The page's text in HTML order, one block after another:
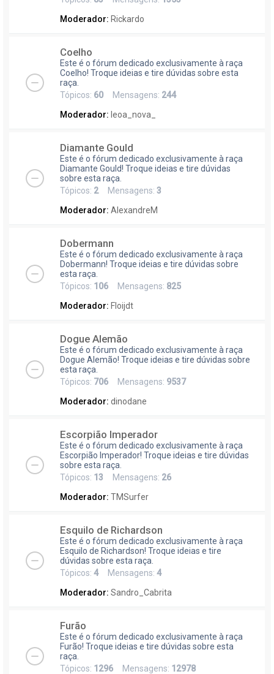
Moderador: Rickardo
Coelho
Este é o fórum dedicado exclusivamente à raça
Coelho! Troque ideias e tire dúvidas sobre esta
raça.
Tópicos: 60 Mensagens: 244
Moderador: leoa_nova_
Diamante Gould
Este é o fórum dedicado exclusivamente à raça
Diamante Gould! Troque ideias e tire dúvidas
sobre esta raça.
Tópicos: 2Mensagens: 3
Moderador: AlexandreM
Dobermann
Este é o fórum dedicado exclusivamente à raça
Dobermann! Troque ideias e tire dúvidas sobre
esta raça.
Tópicos: 106 Mensagens: 825
Moderador: Floijdt
Dogue Alemão
Este é o fórum dedicado exclusivamente à raça
Dogue Alemão! Troque ideias e tire dúvidas sobre
esta raça.
Tópicos: 706 Mensagens: 9537
Moderador: dinodane
Escorpião Imperador
Este é o fórum dedicado exclusivamente à raça
Escorpião Imperador! Troque ideias e tire dúvidas
sobre esta raça.
Tópicos: 13 Mensagens: 26
Moderador: TMSurfer
Esquilo de Richardson
Este é o fórum dedicado exclusivamente à raça
Esquilo de Richardson! Troque ideias e tire
dúvidas sobre esta raça.
Tópicos: 4Mensagens: 4
Moderador: Sandro_Cabrita
Furão
Este é o fórum dedicado exclusivamente à raça
Furão! Troque ideias e tire dúvidas sobre esta
raça.
Tópicos: 1296 Mensagens: 12978